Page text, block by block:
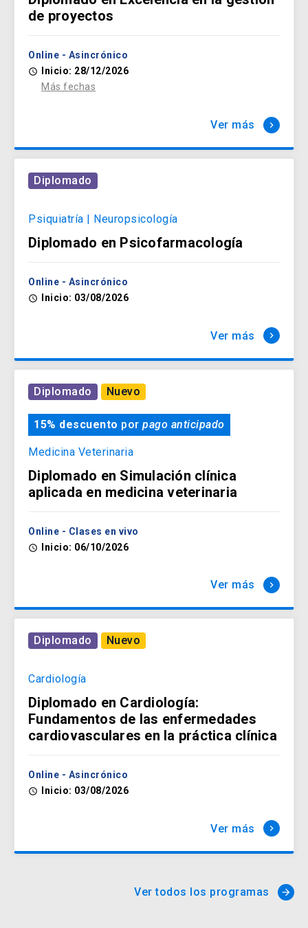
de proyectos
Online - Asincrónico
access_time
Inicio: 28/12/2026
Más fechas
Ver más keyboard_arrow_right
Diplomado
Psiquiatría | Neuropsicología
Diplomado en Psicofarmacología
Online - Asincrónico
access_time Inicio: 03/08/2026
Ver más keyboard_arrow_right
Diplomado Nuevo
15% descuento por pago anticipado
Medicina Veterinaria
Diplomado en Simulación clínica
aplicada en medicina veterinaria
Online - Clases en vivo
access_time Inicio: 06/10/2026
Ver más keyboard_arrow_right
Diplomado Nuevo
Cardiología
Diplomado en Cardiología:
Fundamentos de las enfermedades
cardiovasculares en la práctica clínica
Online - Asincrónico
access_time Inicio: 03/08/2026
Ver más keyboard_arrow_right
Ver todos los programas arrow_forward